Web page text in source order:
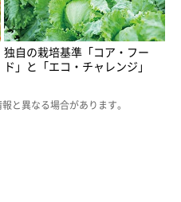
独自の栽培基準「コア・フー
ド」と「エコ・チャレンジ」
と異なる場合があります。